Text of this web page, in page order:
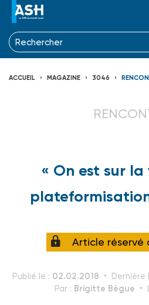
ACCUEIL MAGAZINE 3046
« On est sur la
Article réservé
Publié le : 02.02.2018 Dernière
Par : Brigitte Bègue